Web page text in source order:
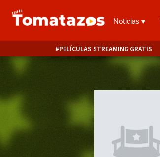
Noticias
PELÍCULAS STREAMING GRATIS